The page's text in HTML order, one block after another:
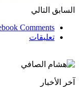
السابق التالي
Comments
تعليقات
آخر الأخبار